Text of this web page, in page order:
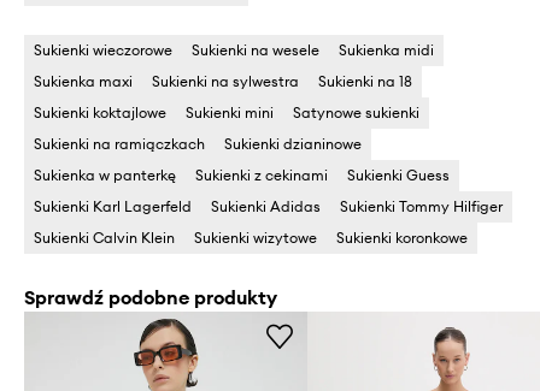
Sukienki wieczorowe Sukienki na wesele
Sukienka midi
Sukienka maxi
Sukienki na sylwestra
Sukienki na 18
Sukienki koktajlowe
Sukienki mini
Satynowe sukienki
Sukienki na ramiączkach
Sukienki dzianinowe
Sukienka w panterkę
Sukienki z cekinami
Sukienki Guess
Sukienki Karl Lagerfeld
Sukienki Adidas
Sukienki Tommy Hilfiger
Sukienki Calvin Klein
Sukienki wizytowe Sukienki koronkowe
Sprawdź podobne produkty